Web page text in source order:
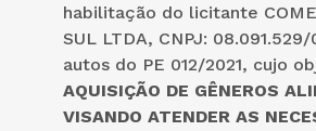
habilitação do licitante
SUL LTDA, CNPJ:
autos do PE 012/2021, cujo
AQUISIÇÃO DE GÊNEROS
VISANDO ATENDER AS